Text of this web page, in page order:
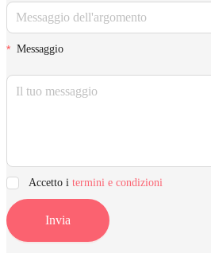
Messaggio
Accetto i termini e condizioni
Invia